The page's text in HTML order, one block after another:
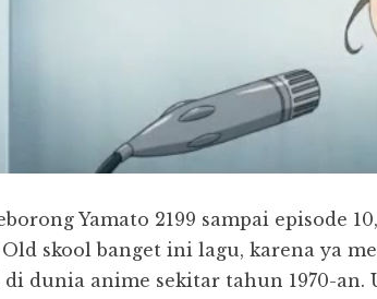
Yamato 2199 sampai episode
Old skool banget ini lagu, karena ya
dunia anime sekitar tahun 1970-an.